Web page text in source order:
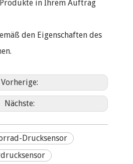
Produkte in Ihrem Auftrag
den Eigenschaften des
Vorherige:
Nächste:
Drucksensor